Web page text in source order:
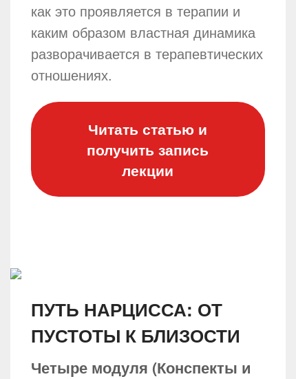
как это проявляется в терапии и
каким образом властная динамика
разворачивается в терапевтических
отношениях.
Читать статью и
получить запись
лекции
ПУТЬ НАРЦИССА: ОТ
ПУСТОТЫ К БЛИЗОСТИ
Четыре модуля (Конспекты и